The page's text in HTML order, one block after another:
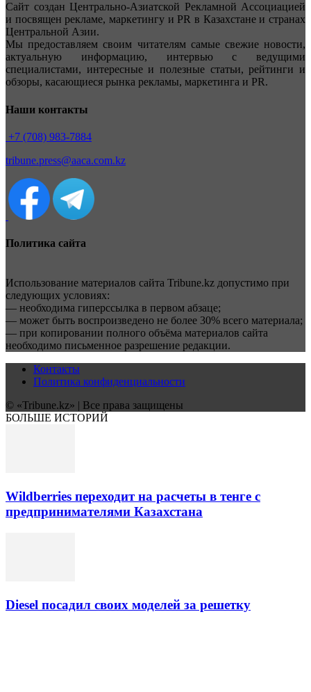
Сайт создан Центрально-Азиатской Рекламной Ассоциацией
и посвящен рекламе, маркетингу и PR в Казахстане и странах
Центральной Азии.
Мы предоставляем своим читателям самые свежие новости,
актуальную информацию, интервью с ведущими
специалистами, интересные и полезные статьи, рейтинги и
обзоры, касающиеся рынка рекламы, маркетинга и PR.
Наши контакты
+7 (708) 983-7884
tribune.press@aaca.com.kz
Политика сайта
Использование материалов сайта Tribune.kz допустимо при
следующих условиях:
— необходима гиперссылка в первом абзаце;
— может быть воспроизведено не более 30% всего материала;
— при копировании полного объёма материалов сайта
необходимо письменное разрешение редакции.
Контакты
Политика конфиденциальности
© «Tribune.kz» | Все права защищены
БОЛЬШЕ ИСТОРИЙ
Wildberries переходит на расчеты в тенге с
предпринимателями Казахстана
Diesel посадил своих моделей за решетку